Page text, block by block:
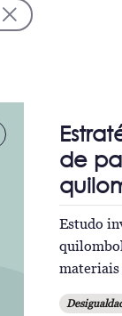
de
Estudo
materiais